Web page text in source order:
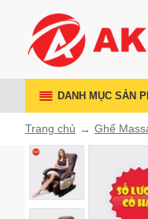
DANH MỤC SẢN
Trang chủ Ghế